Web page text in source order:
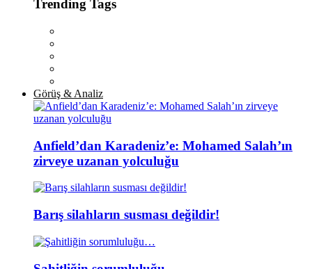
Trending Tags
Görüş & Analiz
Anfield’dan Karadeniz’e: Mohamed Salah’ın
zirveye uzanan yolculuğu
Barış silahların susması değildir!